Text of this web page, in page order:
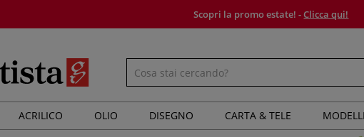
Scopri la promo estate! -Clicca qui!
ACRILICO OLIO DISEGNO CARTA & TELE